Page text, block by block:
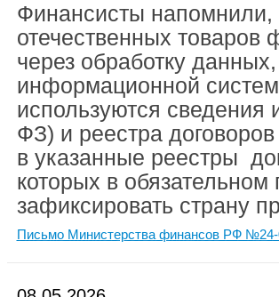
Финансисты напомнили,
отечественных товаров
через обработку
информационной
используются сведения
ФЗ) и реестра
в указанные реестры
которых в обязательном
зафиксировать страну
Письмо Министерства финансов РФ №24-